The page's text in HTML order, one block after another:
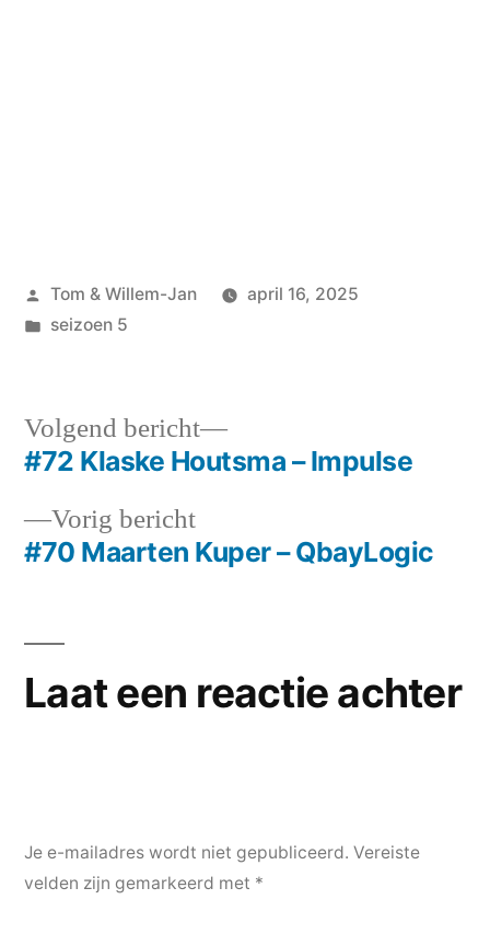
Geplaatst
door
Tom & Willem-Jan
april 16, 2025
Geplaatst
seizoen 5
Bericht
navigatie
Vorig berichtVorig
bericht:
#70 Maarten Kuper – QbayLogic
Volgend bericht
Volgend
bericht:
#72 Klaske Houtsma – Impulse
Laat een reactie achter
Je e-mailadres wordt niet gepubliceerd. Vereiste
velden zijn gemarkeerd met *